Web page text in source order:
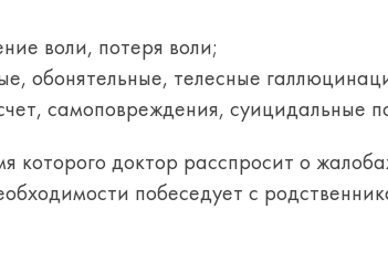
воли, потеря воли;
обонятельные, телесные
самоповреждения, суицидальные
которого доктор расспросит о
побеседует с